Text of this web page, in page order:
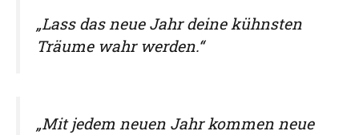
„Lass das neue Jahr deine kühnsten
Träume wahr werden.“
„Mit jedem neuen Jahr kommen neue